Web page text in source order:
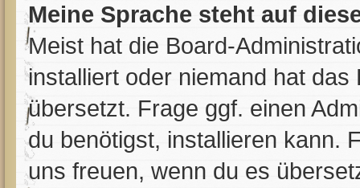
Meine Sprache steht auf
Meist hat die Board-
installiert oder niemand hat
übersetzt. Frage ggf. einen
du benötigst, installieren kann.
uns freuen, wenn du es